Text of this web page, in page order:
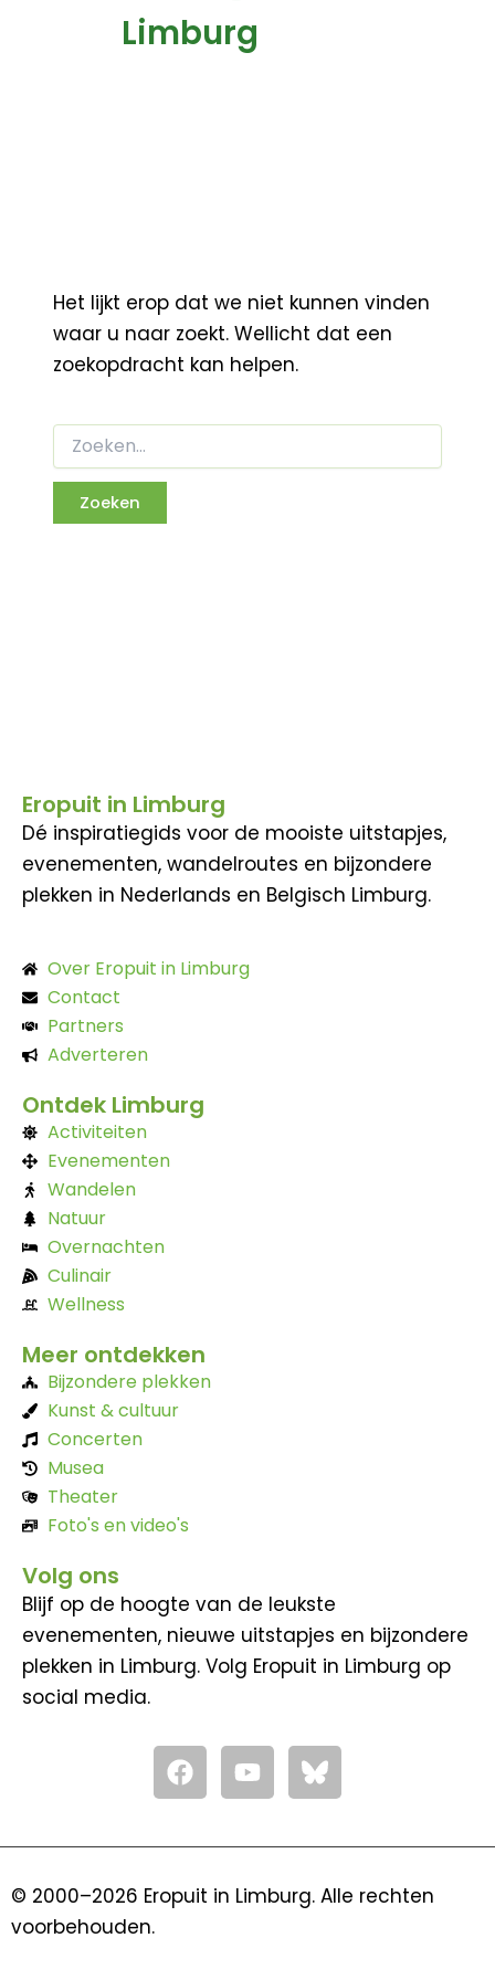
Limburg
Het lijkt erop dat we niet kunnen vinden
waar u naar zoekt. Wellicht dat een
zoekopdracht kan helpen.
Eropuit in Limburg
Dé inspiratiegids voor de mooiste uitstapjes,
evenementen, wandelroutes en bijzondere
plekken in Nederlands en Belgisch Limburg.
Over Eropuit in Limburg
Contact
Partners
Adverteren
Ontdek Limburg
Activiteiten
Evenementen
Wandelen
Natuur
Overnachten
Culinair
Wellness
Meer ontdekken
Bijzondere plekken
Kunst & cultuur
Concerten
Musea
Theater
Foto's en video's
Volg ons
Blijf op de hoogte van de leukste
evenementen, nieuwe uitstapjes en bijzondere
plekken in Limburg. Volg Eropuit in Limburg op
social media.
F
a
c
o
Y
o
u
b
© 2000–2026 Eropuit in Limburg. Alle rechten
voorbehouden.